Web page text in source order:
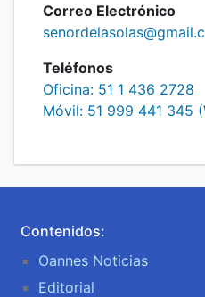
Correo Electrónico
Teléfonos
Oficina: 51 1 436 2728
Móvil: 51 999 441 345
Contenidos:
Oannes Noticias
Editorial